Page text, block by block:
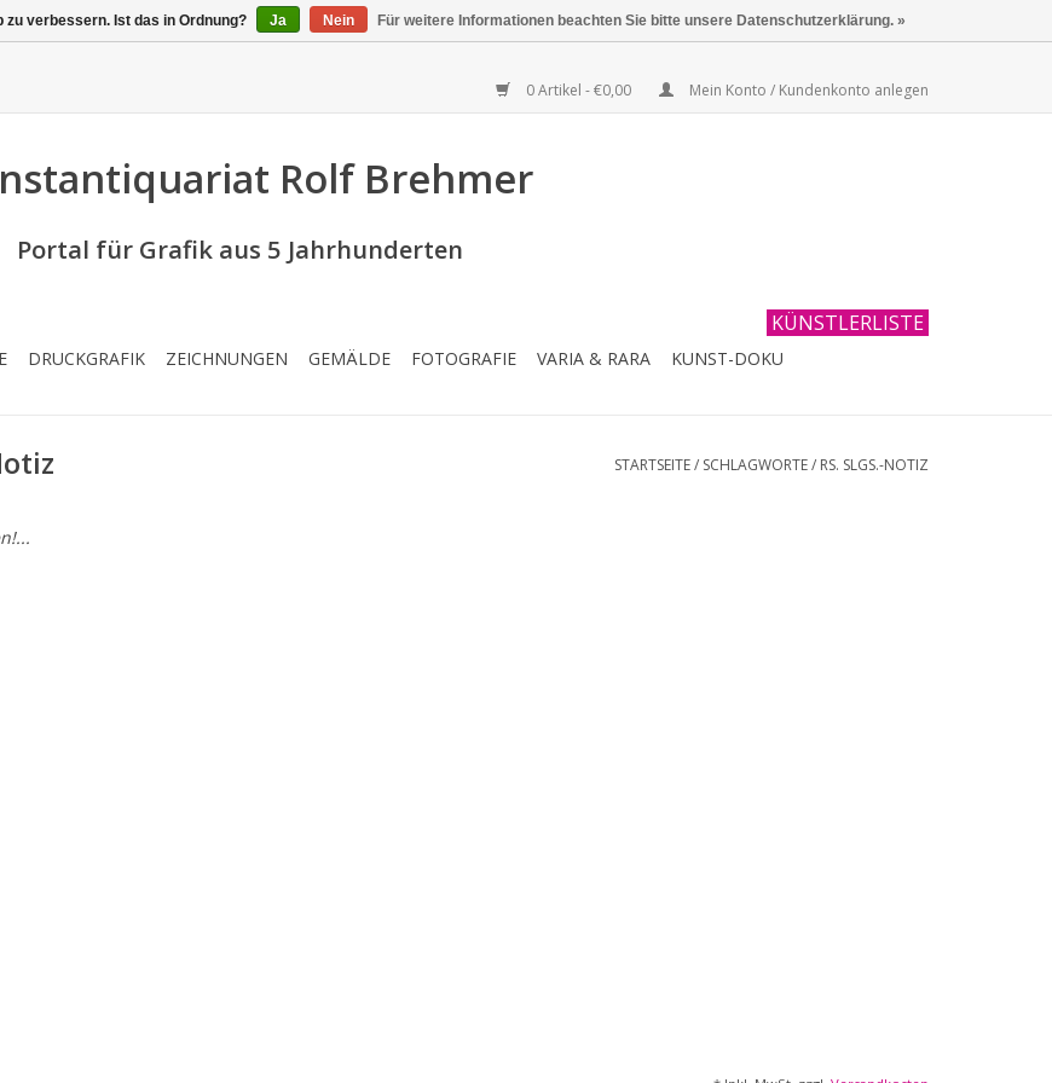
0 Artikel - €0,00 Mein Konto / Kundenkonto anlegen
Rolf Brehmer
Portal für Grafik aus 5 Jahrhunderten
KÜNSTLERLISTE
DRUCKGRAFIK ZEICHNUNGEN GEMÄLDE FOTOGRAFIE VARIA & RARA KUNST-DOKU
STARTSEITE/ SCHLAGWORTE/ RS. SLGS.-NOTIZ
zu verbessern. Ist das in Ordnung? Ja Nein Für weitere Informationen beachten Sie bitte unsere Datenschutzerklärung. »